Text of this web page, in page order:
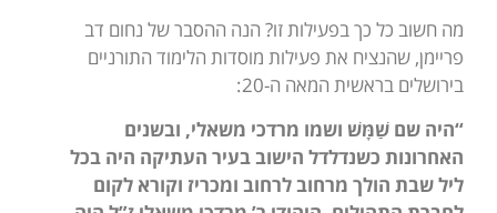
מה חשוב כל כך בפעילות זו? הנה ההסבר של נחום דב
פריימן, שהנציח את פעילות מוסדות הלימוד התורניים
בירושלים בראשית המאה ה-20:
“היה שם שַׁמָּשׁ ושמו מרדכי משאלי, ובשנים
האחרונות כשנדלדל הישוב בעיר העתיקה היה בכל
ליל שבת הולך מרחוב לרחוב ומכריז וקורא לקום